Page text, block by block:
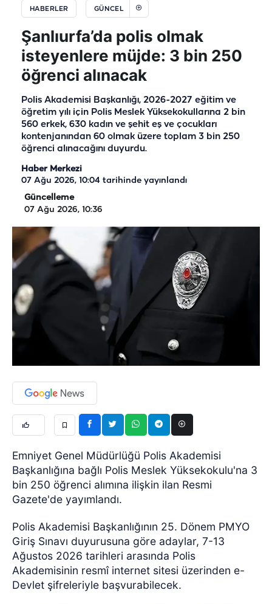
HABERLER GÜNCEL
Şanlıurfa’da polis olmak
isteyenlere müjde: 3 bin 250
öğrenci alınacak
Polis Akademisi Başkanlığı, 2026-2027 eğitim ve
öğretim yılı için Polis Meslek Yüksekokullarına 2 bin
560 erkek, 630 kadın ve şehit eş ve çocukları
kontenjanından 60 olmak üzere toplam 3 bin 250
öğrenci alınacağını duyurdu.
Haber Merkezi
07 Ağu 2026, 10:04 tarihinde yayınlandı
Güncelleme
07 Ağu 2026, 10:36
Emniyet Genel Müdürlüğü Polis Akademisi
Başkanlığına bağlı Polis Meslek Yüksekokulu'na 3
bin 250 öğrenci alımına ilişkin ilan Resmi
Gazete'de yayımlandı.
Polis Akademisi Başkanlığının 25. Dönem PMYO
Giriş Sınavı duyurusuna göre adaylar, 7-13
Ağustos 2026 tarihleri arasında Polis
Akademisinin resmî internet sitesi üzerinden e-
Devlet şifreleriyle başvurabilecek.